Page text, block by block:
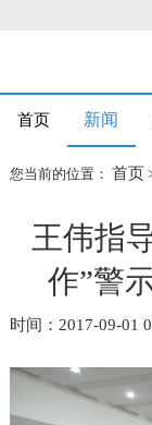
首页 新闻
您当前的位置： 首页
王伟指
作”警
时间：2017-09-01